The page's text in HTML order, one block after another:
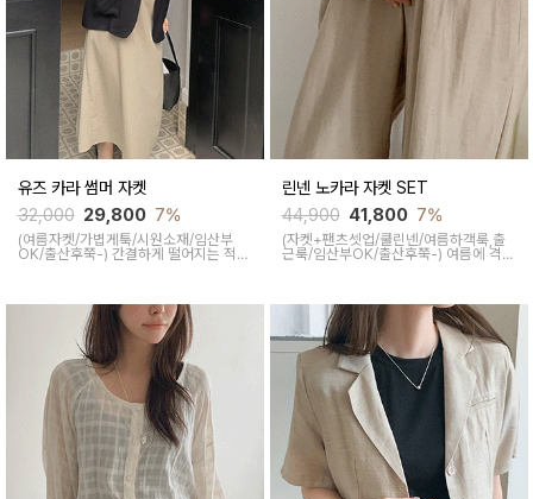
유즈 카라 썸머 자켓
32,000 29,800 7%
(여름자켓/가볍게툭/시원소재/임산부
OK/출산후쭉-) 간결하게 떨어지는 적당
린넨 노카라 자켓 SET
44,900 41,800 7%
(자켓+팬츠셋업/쿨린넨/여름하객룩,출
근룩/임산부OK/출산후쭉-) 여름에 격식